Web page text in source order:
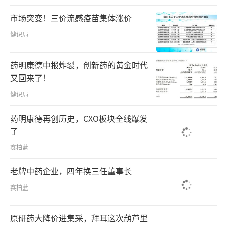
市场突变！三价流感疫苗集体涨价
健识局
药明康德中报炸裂，创新药的黄金时代
又回来了！
健识局
药明康德再创历史，CXO板块全线爆发
了
赛柏蓝
老牌中药企业，四年换三任董事长
赛柏蓝
原研药大降价进集采，拜耳这次葫芦里